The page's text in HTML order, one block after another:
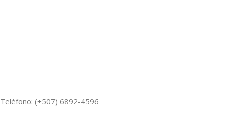
Teléfono: (+507) 6892-4596